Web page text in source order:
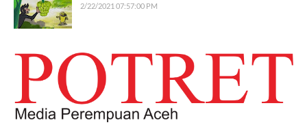
2/22/2021 07:57:00 PM